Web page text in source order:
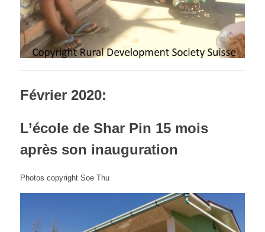
Février 2020:
L’école de Shar Pin 15 mois
après son inauguration
Photos copyright Soe Thu